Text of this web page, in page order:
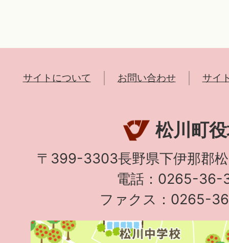
サイトについて お問い合わせ サイ
松川町
〒399-3303長野県下伊那郡
電話：0265-36-
ファクス：0265-